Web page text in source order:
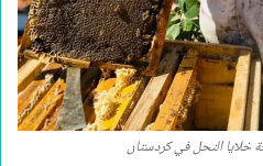
خلايا النحل في كردستان